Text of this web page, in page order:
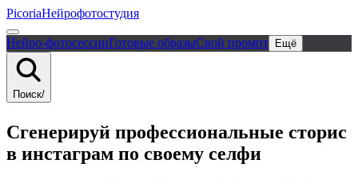
PicoriaНейрофотостудия
Нейро-фотосессииГотовые образыСвой промпт Ещё
Поиск/
Сгенерируй профессиональные сторис
в инстаграм по своему селфи